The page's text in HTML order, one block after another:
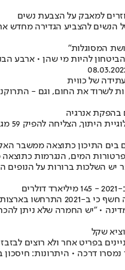
למאבק על הצבעת נשים
הנשים להצביע הגדירה
המסוגלות"
להיות מי שהן • ארבע
של כווית
לשרוד את החום, וגם -
בהפקת אנרגיה
מהשיא הקודם • משמעות ההישג יכולה להיות מהפכה בייצור חשמל נקי
בים התיכון כתוצאה ממשבר
יש השלכות ברורות על הנופים
• "יש החמרה שלא ניתן
שקל